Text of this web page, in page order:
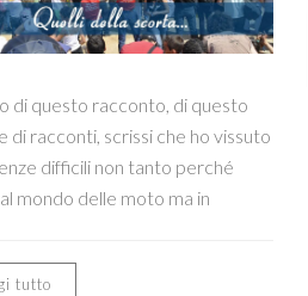
di questo racconto, di questo
di racconti, scrissi che ho vissuto
difficili non tanto perché
mondo delle moto ma in
tutto